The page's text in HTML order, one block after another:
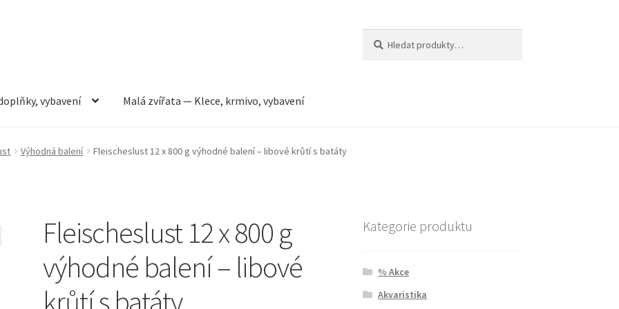
vybavení Malá zvířata — Klece, krmivo, vybavení
vybavení Můj účet Obchod Pokladna Vše pro kočky
Výhodná balení Fleischeslust 12 x 800 g výhodné balení – libové krůtí s batáty
Fleischeslust 12 x 800 g
výhodné balení – libové
krůtí s batáty
Kategorie produktu
% Akce
Akvaristika